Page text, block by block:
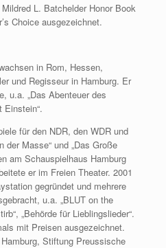
L. Batchelder Honor Book
Choice ausgezeichnet.
in Rom, Hessen,
und Regisseur in Hamburg. Er
u.a. „Das Abenteuer des
Einstein“.
für den NDR, den WDR und
der Masse“ und „Das Große
am Schauspielhaus Hamburg
er im Freien Theater. 2001
gegründet und mehrere
u.a. „BLUT on the
„Behörde für Lieblingslieder“.
mit Preisen ausgezeichnet.
Stiftung Preussische